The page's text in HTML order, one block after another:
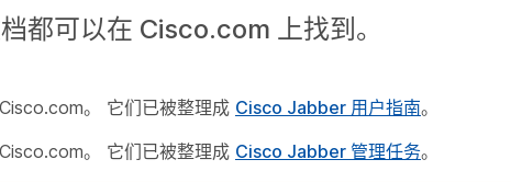
都可以在 Cisco.com 上找到。
。 它们已被整理成 Cisco Jabber 用户指南。
。 它们已被整理成 Cisco Jabber 管理任务。